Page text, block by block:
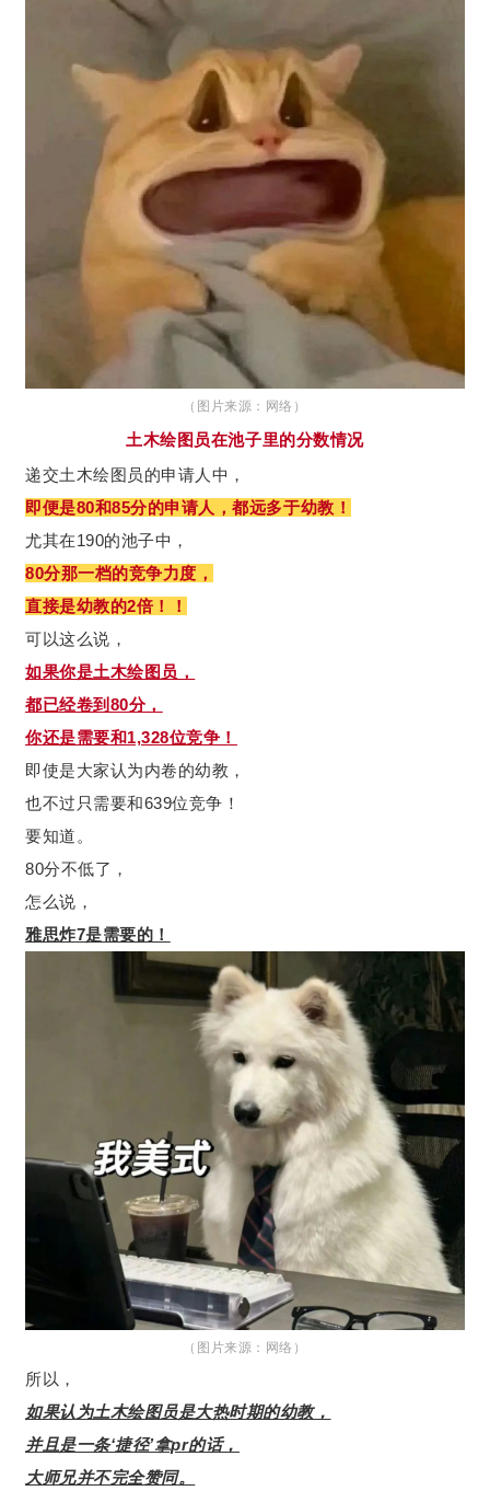
（图片来源：网络）
土木绘图员在池子里的分数情况
递交土木绘图员的申请人中，
即便是80和85分的申请人，都远多于幼教！
尤其在190的池子中，
80分那一档的竞争力度，
直接是幼教的2倍！！
可以这么说，
如果你是土木绘图员，
都已经卷到80分，
你还是需要和1,328位竞争！
即使是大家认为内卷的幼教，
也不过只需要和639位竞争！
要知道。
80分不低了，
怎么说，
雅思炸7是需要的！
（图片来源：网络）
所以，
如果认为土木绘图员是大热时期的幼教，
并且是一条‘捷径’拿pr的话，
大师兄并不完全赞同。